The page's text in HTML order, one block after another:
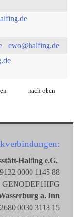
ewo@halfing.de
nach oben
Halfing e.G.
0000 1145 88
GENODEF1HFG
a. Inn
0030 3118 15